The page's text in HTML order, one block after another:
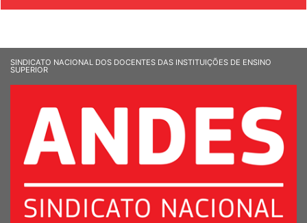
SINDICATO NACIONAL DOS DOCENTES DAS INSTITUIÇÕES DE ENSINO
SUPERIOR